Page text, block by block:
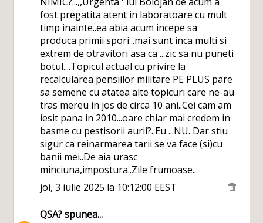
fost pregatita atent in laboratoare cu mult
timp inainte..ea abia acum incepe sa
produca primii spori...mai sunt inca multi si
extrem de otravitori asa ca ...zic sa nu puneti
botul....Topicul actual cu privire la
recalcularea pensiilor militare PE PLUS pare
sa semene cu atatea alte topicuri care ne-au
tras mereu in jos de circa 10 ani..Cei cam am
iesit pana in 2010...oare chiar mai credem in
basme cu pestisorii aurii?..Eu ...NU. Dar stiu
sigur ca reinarmarea tarii se va face (si)cu
banii mei..De aia urasc
minciuna,impostura..Zile frumoase..
joi, 3 iulie 2025 la 10:12:00 EEST
QSA?spunea...